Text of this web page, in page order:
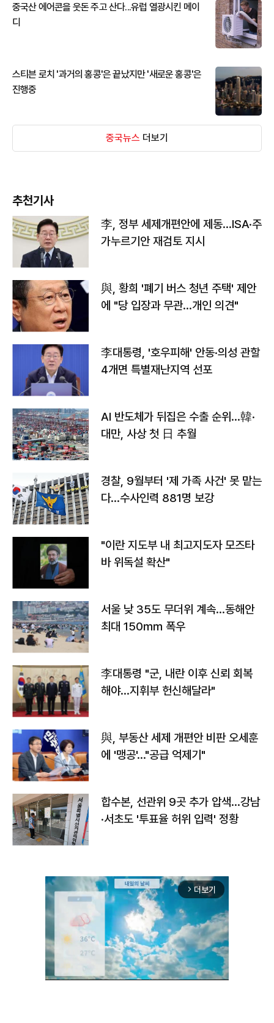
중국산 에어콘을 웃돈 주고 산다...유럽 열광시킨 메이
디
스티븐 로치 '과거의 홍콩'은 끝났지만 '새로운 홍콩'은
진행중
중국뉴스 더보기
추천기사
李, 정부 세제개편안에 제동…ISA·주
가누르기안 재검토 지시
與, 황희 '폐기 버스 청년 주택' 제안
에 "당 입장과 무관…개인 의견"
李대통령, '호우피해' 안동·의성 관할
4개면 특별재난지역 선포
AI 반도체가 뒤집은 수출 순위…韓·
대만, 사상 첫 日 추월
경찰, 9월부터 '제 가족 사건' 못 맡는
다…수사인력 881명 보강
"이란 지도부 내 최고지도자 모즈타
바 위독설 확산"
서울 낮 35도 무더위 계속…동해안
최대 150㎜ 폭우
李대통령 "군, 내란 이후 신뢰 회복
해야…지휘부 헌신해달라"
與, 부동산 세제 개편안 비판 오세훈
에 '맹공'…"공급 억제기"
합수본, 선관위 9곳 추가 압색…강남
·서초도 '투표율 허위 입력' 정황
arrow_forward_ios 더보기